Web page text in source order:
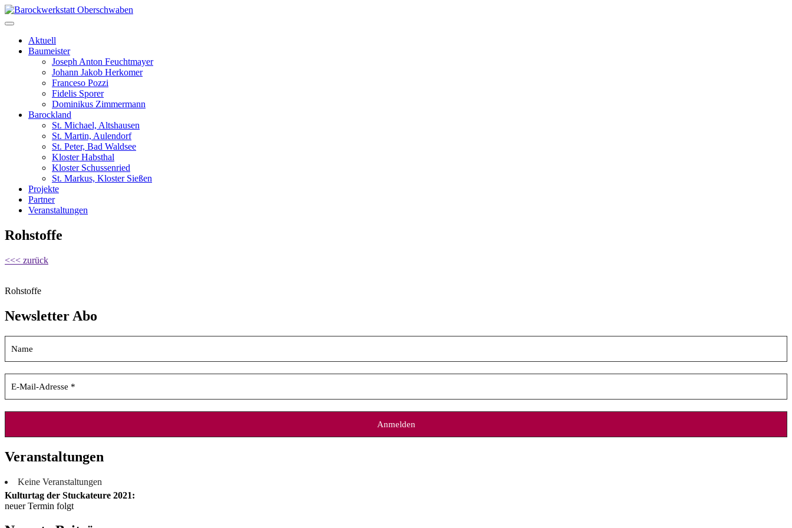
Aktuell
Baumeister
Joseph Anton Feuchtmayer
Johann Jakob Herkomer
Franceso Pozzi
Fidelis Sporer
Dominikus Zimmermann
Barockland
St. Michael, Altshausen
St. Martin, Aulendorf
St. Peter, Bad Waldsee
Kloster Habsthal
Kloster Schussenried
St. Markus, Kloster Sießen
Projekte
Partner
Veranstaltungen
Rohstoffe
<<< zurück
Rohstoffe
Newsletter Abo
Veranstaltungen
Keine Veranstaltungen
Kulturtag der Stuckateure 2021:
neuer Termin folgt